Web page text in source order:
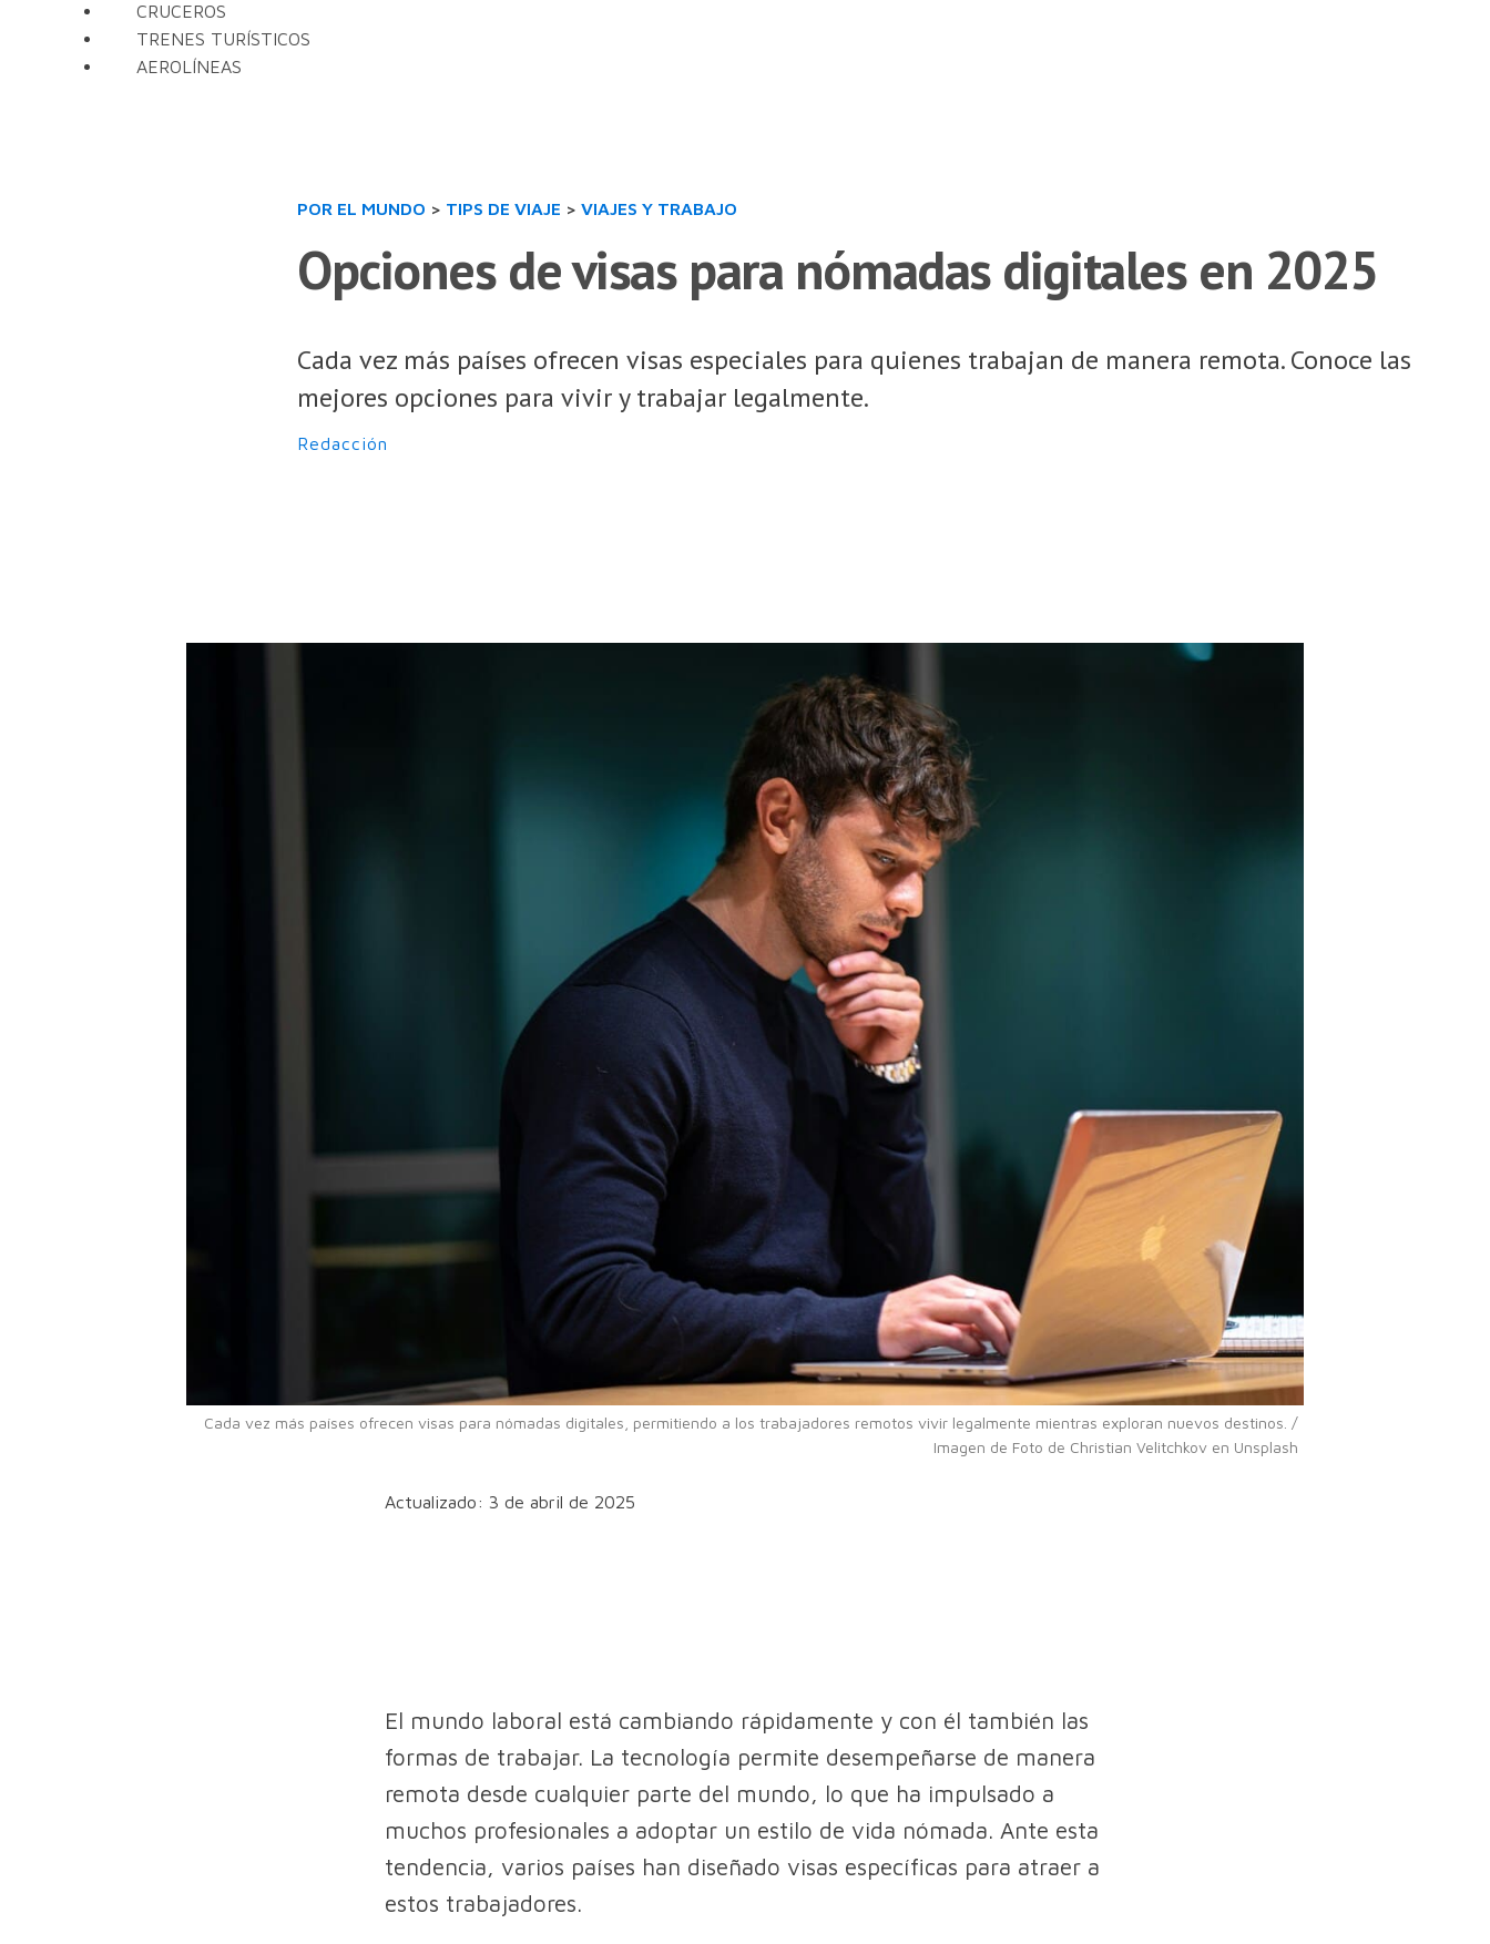
CRUCEROS
TRENES TURÍSTICOS
AEROLÍNEAS
POR EL MUNDO > TIPS DE VIAJE > VIAJES Y TRABAJO
Opciones de visas para nómadas digitales en 2025
Cada vez más países ofrecen visas especiales para quienes trabajan de manera remota. Conoce las
mejores opciones para vivir y trabajar legalmente.
Redacción
Cada vez más países ofrecen visas para nómadas digitales, permitiendo a los trabajadores remotos vivir legalmente mientras exploran nuevos destinos. /
Imagen de Foto de Christian Velitchkov en Unsplash
Actualizado: 3 de abril de 2025
El mundo laboral está cambiando rápidamente y con él también las
formas de trabajar. La tecnología permite desempeñarse de manera
remota desde cualquier parte del mundo, lo que ha impulsado a
muchos profesionales a adoptar un estilo de vida nómada. Ante esta
tendencia, varios países han diseñado visas específicas para atraer a
estos trabajadores.